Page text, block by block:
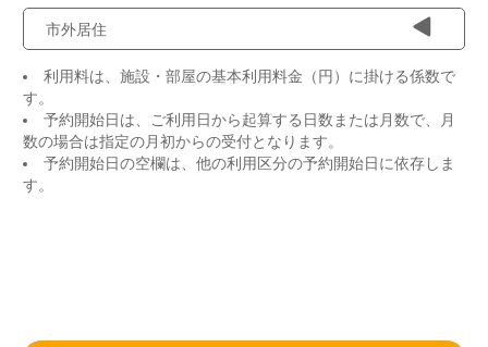
市外居住
利用料は、施設・部屋の基本利用料金（円）に掛ける係数で
す。
予約開始日は、ご利用日から起算する日数または月数で、月
数の場合は指定の月初からの受付となります。
予約開始日の空欄は、他の利用区分の予約開始日に依存しま
す。